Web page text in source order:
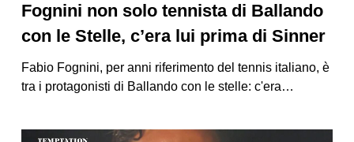
Fognini non solo tennista di Ballando
con le Stelle, c’era lui prima di Sinner
Fabio Fognini, per anni riferimento del tennis italiano, è
tra i protagonisti di Ballando con le stelle: c'era…